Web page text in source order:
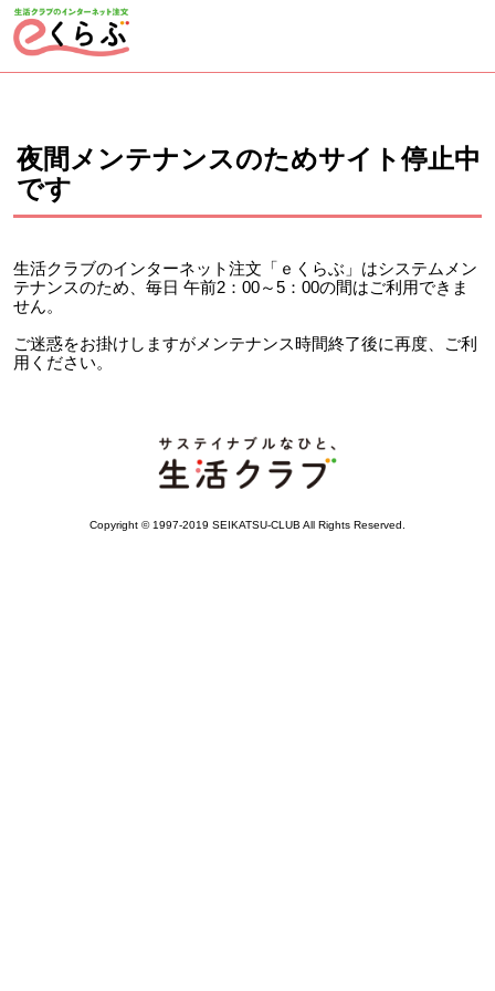
ページの先頭です。
夜間メンテナンスのためサイト停止中
です
生活クラブのインターネット注文「ｅくらぶ」はシステムメン
テナンスのため、毎日 午前2：00～5：00の間はご利用できま
せん。
ご迷惑をお掛けしますがメンテナンス時間終了後に再度、ご利
用ください。
Copyright © 1997-2019 SEIKATSU-CLUB All Rights Reserved.